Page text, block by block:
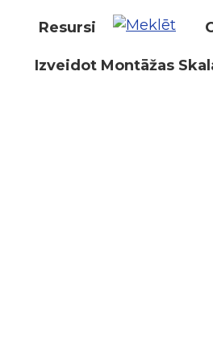
Resursi
Izveidot Montāžas